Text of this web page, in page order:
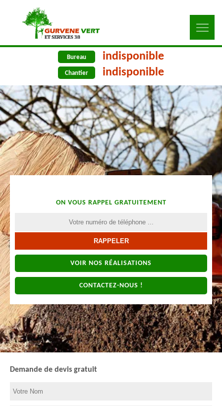
Bureau indisponible
Chantier indisponible
ON VOUS RAPPEL GRATUITEMENT
VOIR NOS RÉALISATIONS
CONTACTEZ-NOUS !
Demande de devis gratuit